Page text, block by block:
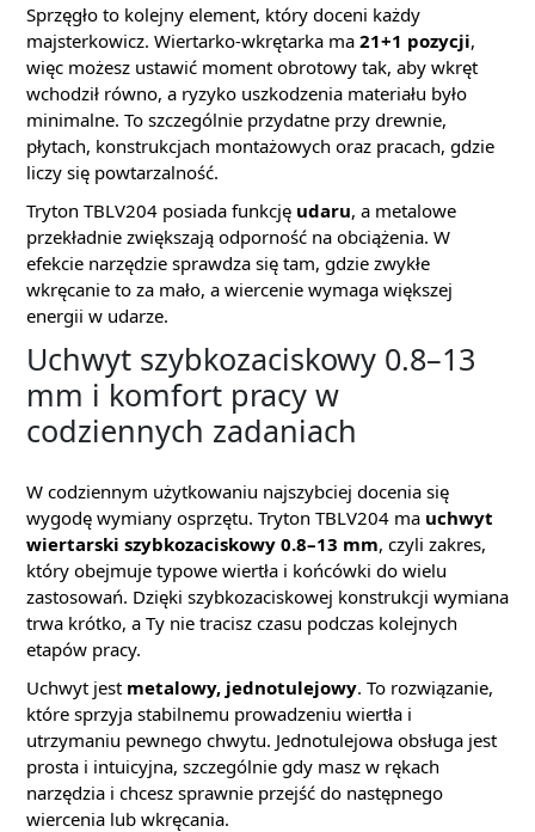
Sprzęgło to kolejny element, który doceni każdy
majsterkowicz. Wiertarko-wkrętarka ma 21+1 pozycji,
więc możesz ustawić moment obrotowy tak, aby wkręt
wchodził równo, a ryzyko uszkodzenia materiału było
minimalne. To szczególnie przydatne przy drewnie,
płytach, konstrukcjach montażowych oraz pracach, gdzie
liczy się powtarzalność.
Tryton TBLV204 posiada funkcję udaru, a metalowe
przekładnie zwiększają odporność na obciążenia. W
efekcie narzędzie sprawdza się tam, gdzie zwykłe
wkręcanie to za mało, a wiercenie wymaga większej
energii w udarze.
Uchwyt szybkozaciskowy 0.8–13
mm i komfort pracy w
codziennych zadaniach
W codziennym użytkowaniu najszybciej docenia się
wygodę wymiany osprzętu. Tryton TBLV204 ma uchwyt
wiertarski szybkozaciskowy 0.8–13 mm, czyli zakres,
który obejmuje typowe wiertła i końcówki do wielu
zastosowań. Dzięki szybkozaciskowej konstrukcji wymiana
trwa krótko, a Ty nie tracisz czasu podczas kolejnych
etapów pracy.
Uchwyt jest metalowy, jednotulejowy. To rozwiązanie,
które sprzyja stabilnemu prowadzeniu wiertła i
utrzymaniu pewnego chwytu. Jednotulejowa obsługa jest
prosta i intuicyjna, szczególnie gdy masz w rękach
narzędzia i chcesz sprawnie przejść do następnego
wiercenia lub wkręcania.